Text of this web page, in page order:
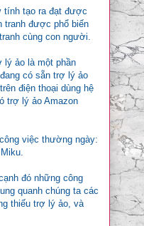
tính tạo ra đạt được
tranh được phổ biến
cùng con người.
lý ảo là một phần
có sẵn trợ lý ảo
điện thoại dùng hệ
trợ lý ảo Amazon
việc thường ngày:
đó những công
quanh chúng ta các
thiếu trợ lý ảo, và